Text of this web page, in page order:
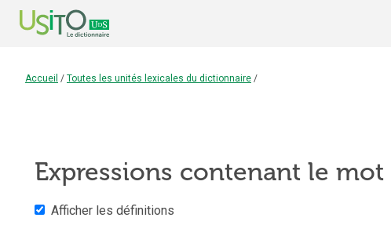
Accueil / Toutes les unités lexicales du dictionnaire /
Expressions contenant le mot
Afficher les définitions